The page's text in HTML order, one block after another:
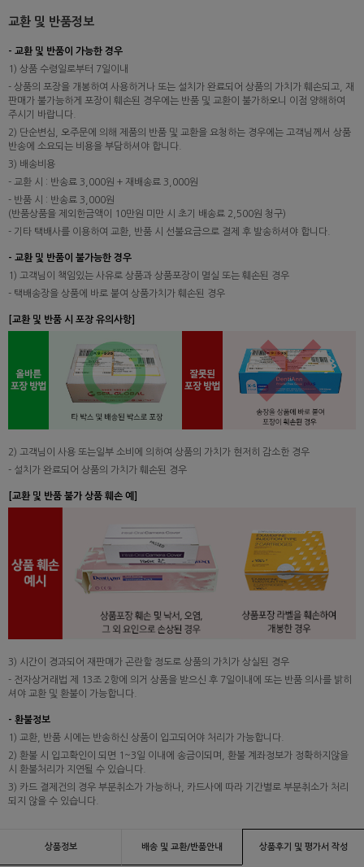
교환 및 반품정보
- 교환 및 반품이 가능한 경우
1) 상품 수령일로부터 7일이내
- 상품의 포장을 개봉하여 사용하거나 또는 설치가 완료되어 상품의 가치가 훼손되고, 재
판매가 불가능하게 포장이 훼손된 경우에는 반품 및 교환이 불가하오니 이점 양해하여
주시기 바랍니다.
2) 단순변심, 오주문에 의해 제품의 반품 및 교환을 요청하는 경우에는 고객님께서 상품
반송에 소요되는 비용을 부담하셔야 합니다.
3) 배송비용
- 교환 시 : 반송료 3,000원 + 재배송료 3,000원
- 반품 시 : 반송료 3,000원
(반품상품을 제외한금액이 10만원 미만 시 초기 배송료 2,500원 청구)
- 기타 택배사를 이용하여 교환, 반품 시 선불요금으로 결제 후 발송하셔야 합니다.
- 교환 및 반품이 불가능한 경우
1) 고객님이 책임있는 사유로 상품과 상품포장이 멸실 또는 훼손된 경우
- 택배송장을 상품에 바로 붙여 상품가치가 훼손된 경우
[교환 및 반품 시 포장 유의사항]
2) 고객님이 사용 또는일부 소비에 의하여 상품의 가치가 현저히 감소한 경우
- 설치가 완료되어 상품의 가치가 훼손된 경우
[교환 및 반품 불가 상품 훼손 예]
3) 시간이 경과되어 재판매가 곤란할 정도로 상품의 가치가 상실된 경우
- 전자상거래법 제 13조 2항에 의거 상품을 받으신 후 7일이내에 또는 반품 의사를 밝히
셔야 교환 및 환불이 가능합니다.
- 환불정보
1) 교환, 반품 시에는 반송하신 상품이 입고되어야 처리가 가능합니다.
2) 환불 시 입고확인이 되면 1~3일 이내에 송금이되며, 환불 계좌정보가 정확하지않을
시 환불처리가 지연될 수 있습니다.
3) 카드 결제건의 경우 부분취소가 가능하나, 카드사에 따라 기간별로 부분취소가 처리
되지 않을 수 있습니다.
상품정보 배송 및 교환/반품안내 상품후기 및 평가서 작성